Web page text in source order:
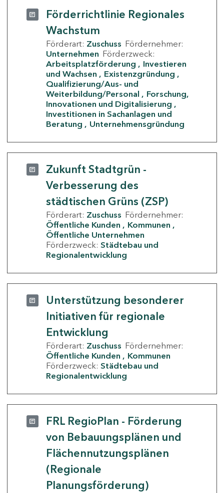
Förderrichtlinie Regionales
Wachstum
Förderart: Zuschuss Fördernehmer:
Unternehmen Förderzweck:
Arbeitsplatzförderung
Investieren
und Wachsen
Existenzgründung
Qualifizierung/Aus- und
Weiterbildung/Personal
Forschung,
Innovationen und Digitalisierung
Investitionen in Sachanlagen und
Beratung
Unternehmensgründung
Zukunft Stadtgrün -
Verbesserung des
städtischen Grüns (ZSP)
Förderart: Zuschuss Fördernehmer:
Öffentliche Kunden
Kommunen
Öffentliche Unternehmen
Förderzweck: Städtebau und
Regionalentwicklung
Unterstützung besonderer
Initiativen für regionale
Entwicklung
Förderart: Zuschuss Fördernehmer:
Öffentliche Kunden
Kommunen
Förderzweck: Städtebau und
Regionalentwicklung
FRL RegioPlan - Förderung
von Bebauungsplänen und
Flächennutzungsplänen
(Regionale
Planungsförderung)